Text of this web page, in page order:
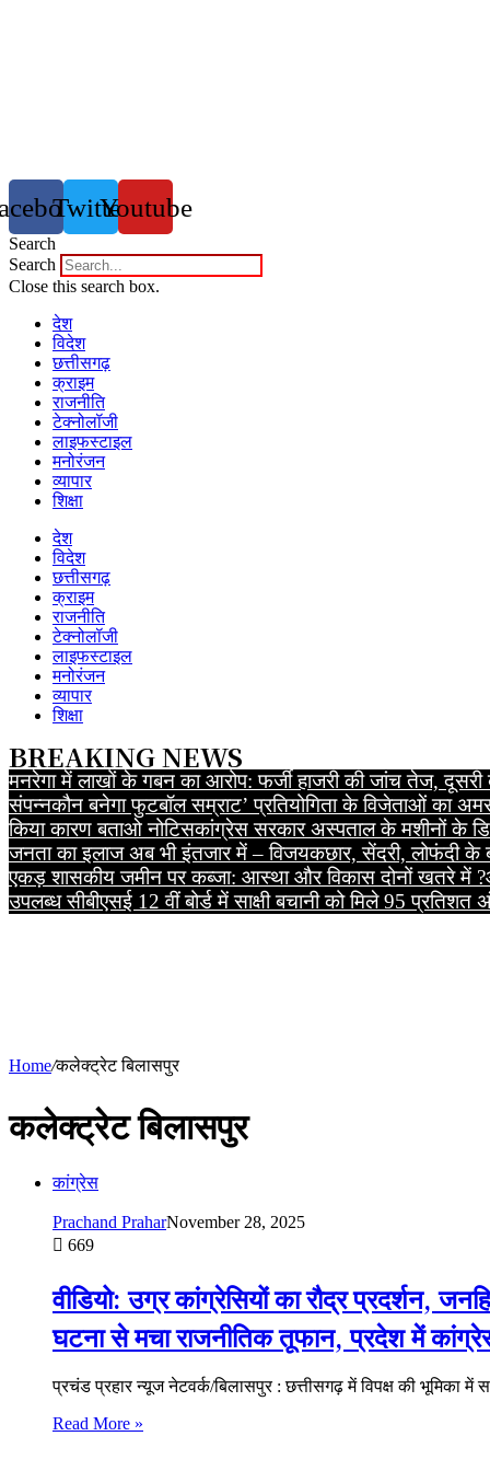
TwitterYoutube
Search
Search
Close this search box.
देश
विदेश
छत्तीसगढ़
क्राइम
राजनीति
टेक्नोलॉजी
लाइफस्टाइल
मनोरंजन
व्यापार
शिक्षा
देश
विदेश
छत्तीसगढ़
क्राइम
राजनीति
टेक्नोलॉजी
लाइफस्टाइल
मनोरंजन
व्यापार
शिक्षा
BREAKING NEWS
मनरेगा में लाखों के गबन का आरोप: फर्जी हाजरी की जांच तेज,
संपन्नकौन बनेगा फुटबॉल सम्राट’ प्रतियोगिता के विजेताओं का
किया कारण बताओ नोटिसकांग्रेस सरकार अस्पताल के मशीनों के
जनता का इलाज अब भी इंतजार में – विजयकछार, सेंदरी, लोफंदी के
एकड़ शासकीय जमीन पर कब्जा: आस्था और विकास दोनों खतरे में ?
उपलब्धसीबीएसई 12 वीं बोर्ड में साक्षी बचानी को मिले 95 प्रतिशत
Home/कलेक्ट्रेट बिलासपुर
कलेक्ट्रेट बिलासपुर
कांग्रेस
Prachand PraharNovember 28, 2025
669
वीडियो: उग्र कांग्रेसियों का रौद्र प्रदर्शन,
घटना से मचा राजनीतिक तूफान, प्रदेश में
प्रचंड प्रहार न्यूज नेटवर्क/बिलासपुर : छत्तीसगढ़ में विपक्ष की भूमिका
Read More »